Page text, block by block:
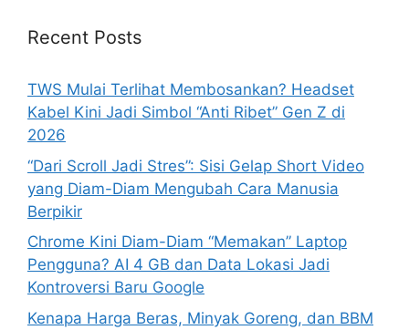
Recent Posts
TWS Mulai Terlihat Membosankan? Headset
Kabel Kini Jadi Simbol “Anti Ribet” Gen Z di
2026
“Dari Scroll Jadi Stres”: Sisi Gelap Short Video
yang Diam-Diam Mengubah Cara Manusia
Berpikir
Chrome Kini Diam-Diam “Memakan” Laptop
Pengguna? AI 4 GB dan Data Lokasi Jadi
Kontroversi Baru Google
Kenapa Harga Beras, Minyak Goreng, dan BBM